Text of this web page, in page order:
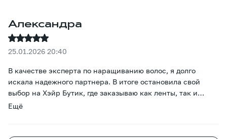
Александра
25.01.2026 20:40
В качестве эксперта по наращиванию волос, я долго
искала надежного партнера. В итоге остановила свой
выбор на Хэйр Бутик, где заказываю как ленты, так и
капсулы. Качество меня полностью устраивает — капсулы
проблем проходить 2–3 коррекции, волосы не
Ещё